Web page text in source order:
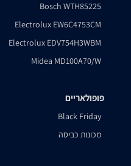
Bosch WTH85225
Electrolux EW6C4753CM
Electrolux EDV754H3WBM
Midea MD100A70/W
פופולאריים
Black Friday
מכונות כביסה